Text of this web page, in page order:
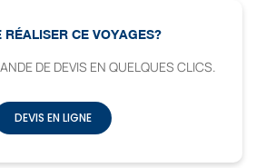
RÉALISER CE VOYAGES?
DE DEVIS EN QUELQUES CLICS.
DEVIS EN LIGNE